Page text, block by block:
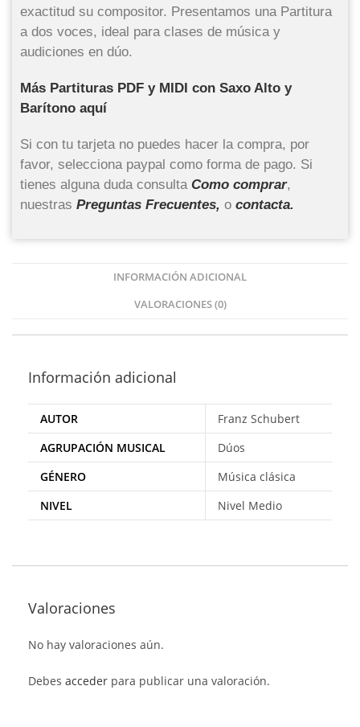
exactitud su compositor. Presentamos una Partitura
a dos voces, ideal para clases de música y
audiciones en dúo.
Más Partituras PDF y MIDI con Saxo Alto y
Barítono aquí
Si con tu tarjeta no puedes hacer la compra, por
favor, selecciona paypal como forma de pago. Si
tienes alguna duda consulta Como comprar,
nuestras Preguntas Frecuentes, o contacta.
INFORMACIÓN ADICIONAL
VALORACIONES (0)
Información adicional
AUTOR
Franz Schubert
AGRUPACIÓN MUSICAL
Dúos
GÉNERO
Música clásica
NIVEL
Nivel Medio
Valoraciones
No hay valoraciones aún.
Debes acceder para publicar una valoración.